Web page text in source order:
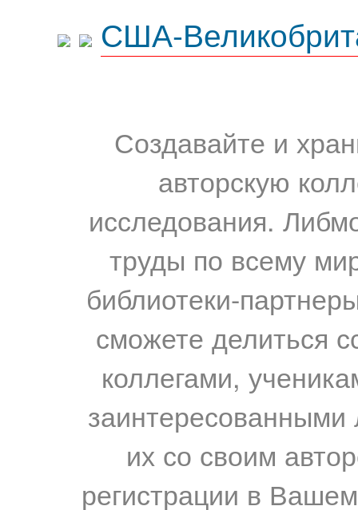
США-
Создавайте и
авторскую
исследования.
труды по всему
библиотеки-
сможете делиться
коллегами,
их со своим
регистрации в